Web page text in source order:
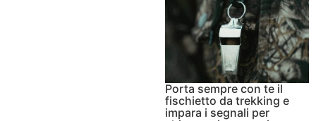
Porta sempre con te il
fischietto da trekking e
impara i segnali per